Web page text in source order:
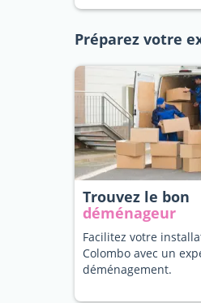
Préparez votre
Trouvez le bon
déménageur
Facilitez votre
Colombo avec un
déménagement.